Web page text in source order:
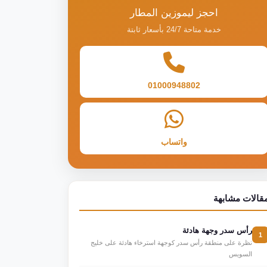
احجز ليموزين المطار
خدمة متاحة 24/7 بأسعار ثابتة
01000948802
واتساب
مشابهة
1 رأس سدر وجهة هادئة
نظرة على منطقة رأس سدر كوجهة استرخاء هادئة على خليج
السويس